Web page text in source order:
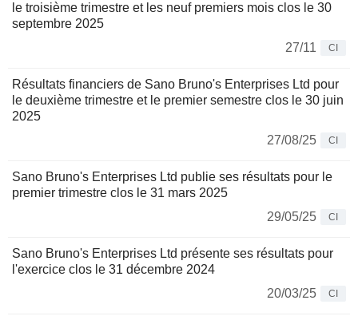
le troisième trimestre et les neuf premiers mois clos le 30
septembre 2025
27/11
CI
Résultats financiers de Sano Bruno's Enterprises Ltd pour
le deuxième trimestre et le premier semestre clos le 30 juin
2025
27/08/25
CI
Sano Bruno's Enterprises Ltd publie ses résultats pour le
premier trimestre clos le 31 mars 2025
29/05/25
CI
Sano Bruno's Enterprises Ltd présente ses résultats pour
l'exercice clos le 31 décembre 2024
20/03/25
CI